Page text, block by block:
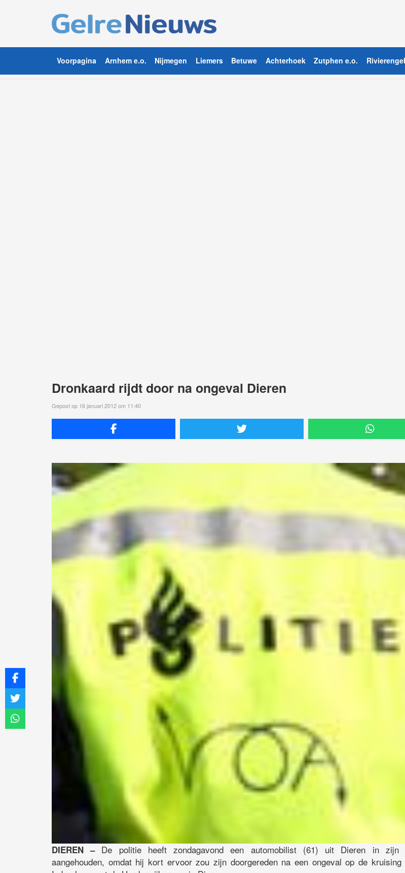
Voorpagina Arnhem e.o. Nijmegen Liemers Betuwe Achterhoek Zutphen e.o.
Dronkaard rijdt door na ongeval Dieren
Gepost op 16 januari 2012 om 11:40
DIEREN –De politie heeft zondagavond een automobilist (61) uit Dieren in zijn
aangehouden, omdat hij kort ervoor zou zijn doorgereden na een ongeval op de